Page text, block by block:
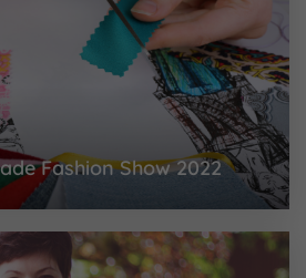
Fashion Show 2022